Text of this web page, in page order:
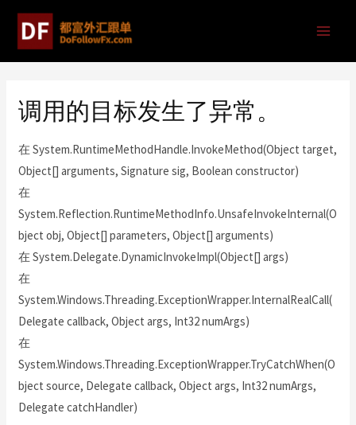
调用的目标发生了异常。
在 System.RuntimeMethodHandle.InvokeMethod(Object target,
Object[] arguments, Signature sig, Boolean constructor)
在
System.Reflection.RuntimeMethodInfo.UnsafeInvokeInternal(O
bject obj, Object[] parameters, Object[] arguments)
在 System.Delegate.DynamicInvokeImpl(Object[] args)
在
System.Windows.Threading.ExceptionWrapper.InternalRealCall(
Delegate callback, Object args, Int32 numArgs)
在
System.Windows.Threading.ExceptionWrapper.TryCatchWhen(O
bject source, Delegate callback, Object args, Int32 numArgs,
Delegate catchHandler)